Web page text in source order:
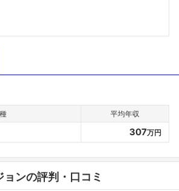
平均年収
307万円
ンの評判・口コミ